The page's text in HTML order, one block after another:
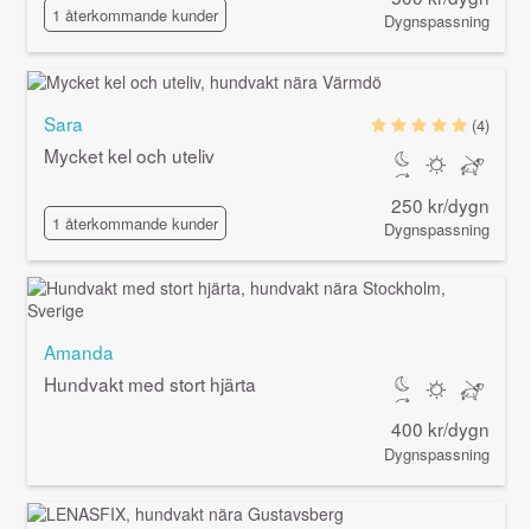
1 återkommande kunder Dygnspassning
Sara
Mycket kel och uteliv
1 återkommande kunder
(4)
250 kr/dygn
Dygnspassning
Amanda
Hundvakt med stort hjärta
400 kr/dygn
Dygnspassning